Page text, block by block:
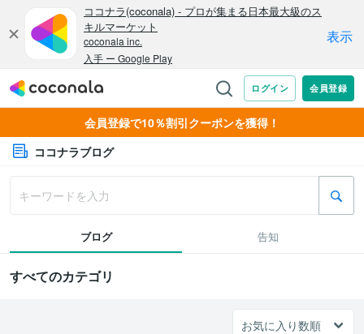
会員登録で10％割引クーポンを獲得！
ココナラブログ
ブログ 告知
すべてのカテゴリ